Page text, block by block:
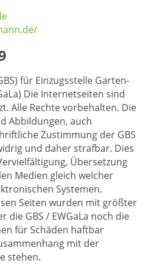
für Einzugsstelle Garten-
Die Internetseiten sind
Alle Rechte vorbehalten. Die
Abbildungen, auch
Zustimmung der GBS
und daher strafbar. Dies
Übersetzung
Medien gleich welcher
Systemen.
Seiten wurden mit größter
GBS / EWGaLa noch die
für Schäden haftbar
mit der
stehen.